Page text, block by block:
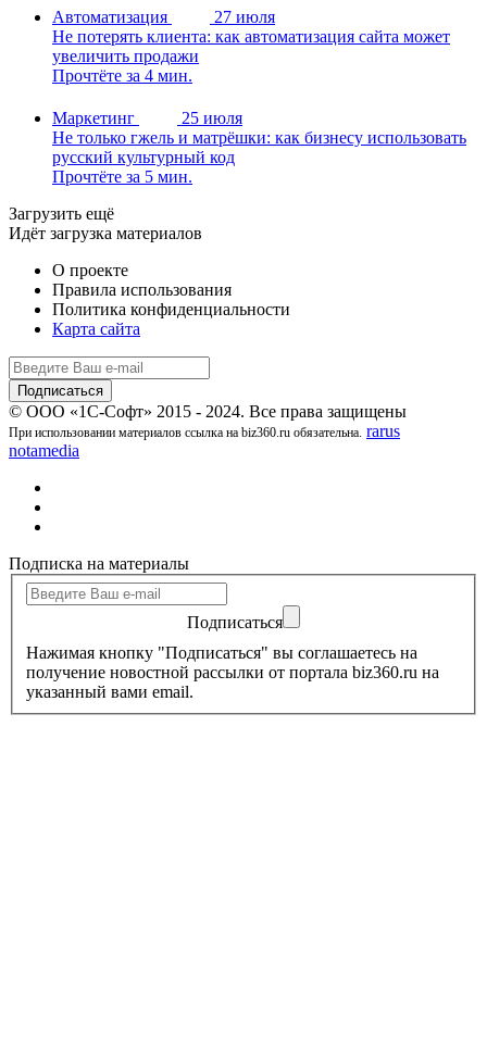
Автоматизация
27 июля
Не потерять клиента: как автоматизация сайта может
увеличить продажи
Прочтёте за 4 мин.
Маркетинг
25 июля
Не только гжель и матрёшки: как бизнесу использовать
русский культурный код
Прочтёте за 5 мин.
Загрузить ещё
Идёт загрузка материалов
О проекте
Правила использования
Политика конфиденциальности
Карта сайта
© ООО «1С-Софт» 2015 - 2024. Все права защищены
При использовании материалов ссылка на biz360.ru обязательна. rarus
notamedia
Подписка на материалы
Подписаться
Нажимая кнопку "Подписаться" вы соглашаетесь на
получение новостной рассылки от портала biz360.ru на
указанный вами email.